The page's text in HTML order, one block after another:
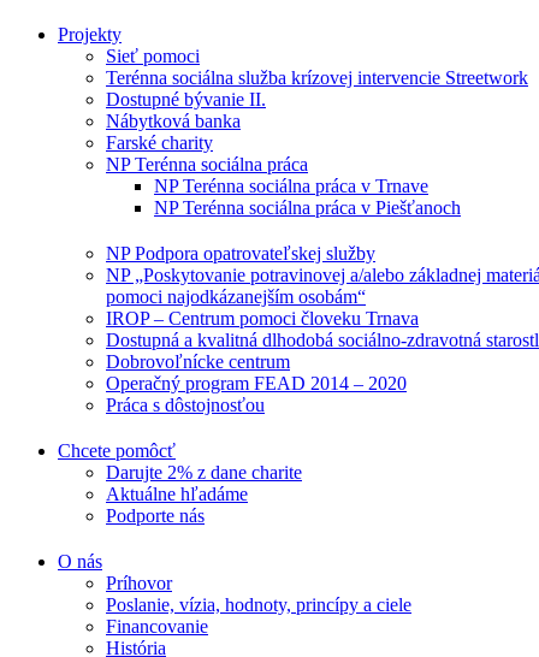
Projekty
Sieť pomoci
Terénna sociálna služba krízovej intervencie Streetwork
Dostupné bývanie II.
Nábytková banka
Farské charity
NP Terénna sociálna práca
NP Terénna sociálna práca v Trnave
NP Terénna sociálna práca v Piešťanoch
NP Podpora opatrovateľskej služby
NP „Poskytovanie potravinovej a/alebo základnej
pomoci najodkázanejším osobám“
IROP – Centrum pomoci človeku Trnava
Dostupná a kvalitná dlhodobá sociálno-zdravotná
Dobrovoľnícke centrum
Operačný program FEAD 2014 – 2020
Práca s dôstojnosťou
Chcete pomôcť
Darujte 2% z dane charite
Aktuálne hľadáme
Podporte nás
O nás
Príhovor
Poslanie, vízia, hodnoty, princípy a ciele
Financovanie
História